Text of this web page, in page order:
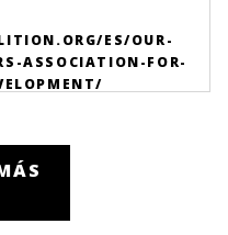
ES/OUR-
ASSOCIATION-FOR-